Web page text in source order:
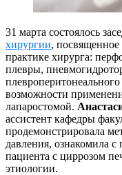
31 марта состоялось
хирургии,
практике хирурга:
плевры,
возможности
лапаростомой.
ассистент кафедры
продемонстрировала
давления, ознакомила
пациента с циррозом
этиологии.